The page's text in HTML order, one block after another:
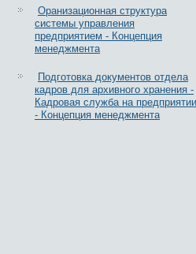
Оранизационная структура
системы управления
предприятием - Концепция
менеджмента
Подготовка документов отдела
кадров для архивного хранения -
Кадровая служба на предприятии
- Концепция менеджмента